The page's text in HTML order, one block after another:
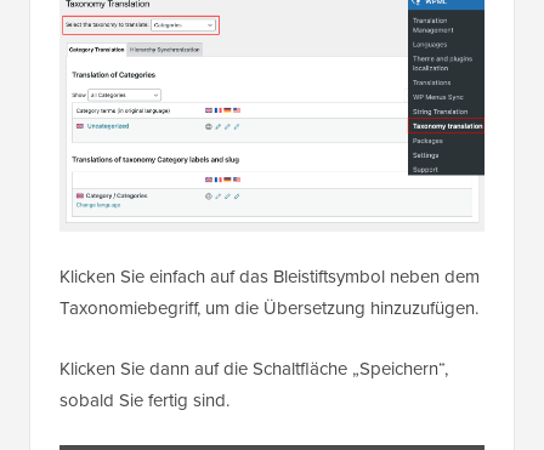
Klicken Sie einfach auf das Bleistiftsymbol neben dem
Taxonomiebegriff, um die Übersetzung hinzuzufügen.
Klicken Sie dann auf die Schaltfläche „Speichern“,
sobald Sie fertig sind.